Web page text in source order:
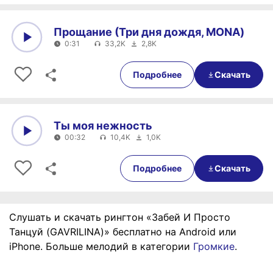
0:31
Прощание (Три дня дождя, MONA)
0:31 33,2K 2,8K
Подробнее Скачать
00:32
Ты моя нежность
00:32 10,4K 1,0K
Подробнее Скачать
Слушать и скачать рингтон «Забей И Просто
Танцуй (GAVRILINA)» бесплатно на Android или
iPhone. Больше мелодий в категории Громкие.